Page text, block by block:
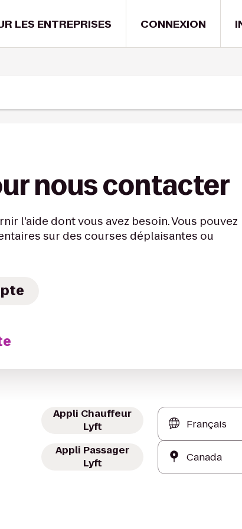
LES ENTREPRISES CONNEXION
nous contacter
l'aide dont vous avez besoin. Vous pouvez
sur des courses déplaisantes ou
Appli Chauffeur
Lyft
Appli Passager
Lyft